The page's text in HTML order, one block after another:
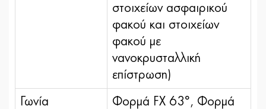
στοιχείων ασφαιρικού
φακού και στοιχείων
φακού με
νανοκρυσταλλική
επίστρωση)
Γωνία
Φορμά FX 63°, Φορμά